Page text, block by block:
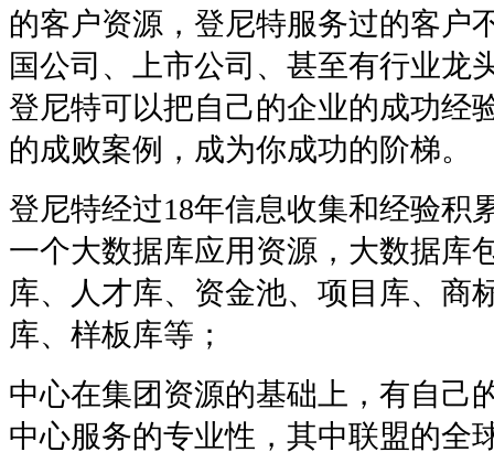
的客户资源，登尼特服务过的客户
国公司、上市公司、甚至有行业龙
登尼特可以把自己的企业的成功经
的成败案例，成为你成功的阶梯。
登尼特经过18年信息收集和经验积
一个大数据库应用资源，大数据库
库、人才库、资金池、项目库、商
库、样板库等；
中心在集团资源的基础上，有自己
中心服务的专业性，其中联盟的全